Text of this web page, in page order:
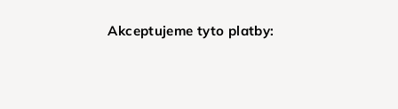
Akceptujeme tyto platby: